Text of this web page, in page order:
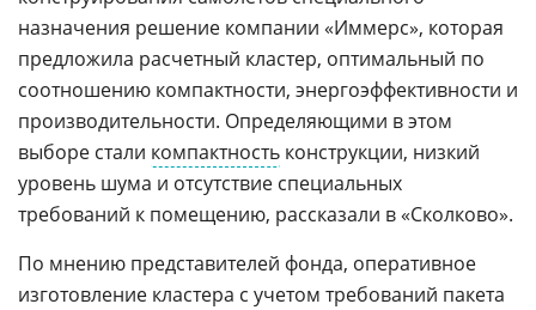
назначения решение компании «Иммерс», которая
предложила расчетный кластер, оптимальный по
соотношению компактности, энергоэффективности и
производительности. Определяющими в этом
выборе стали компактность конструкции, низкий
уровень шума и отсутствие специальных
требований к помещению, рассказали в «Сколково».
По мнению представителей фонда, оперативное
изготовление кластера с учетом требований пакета